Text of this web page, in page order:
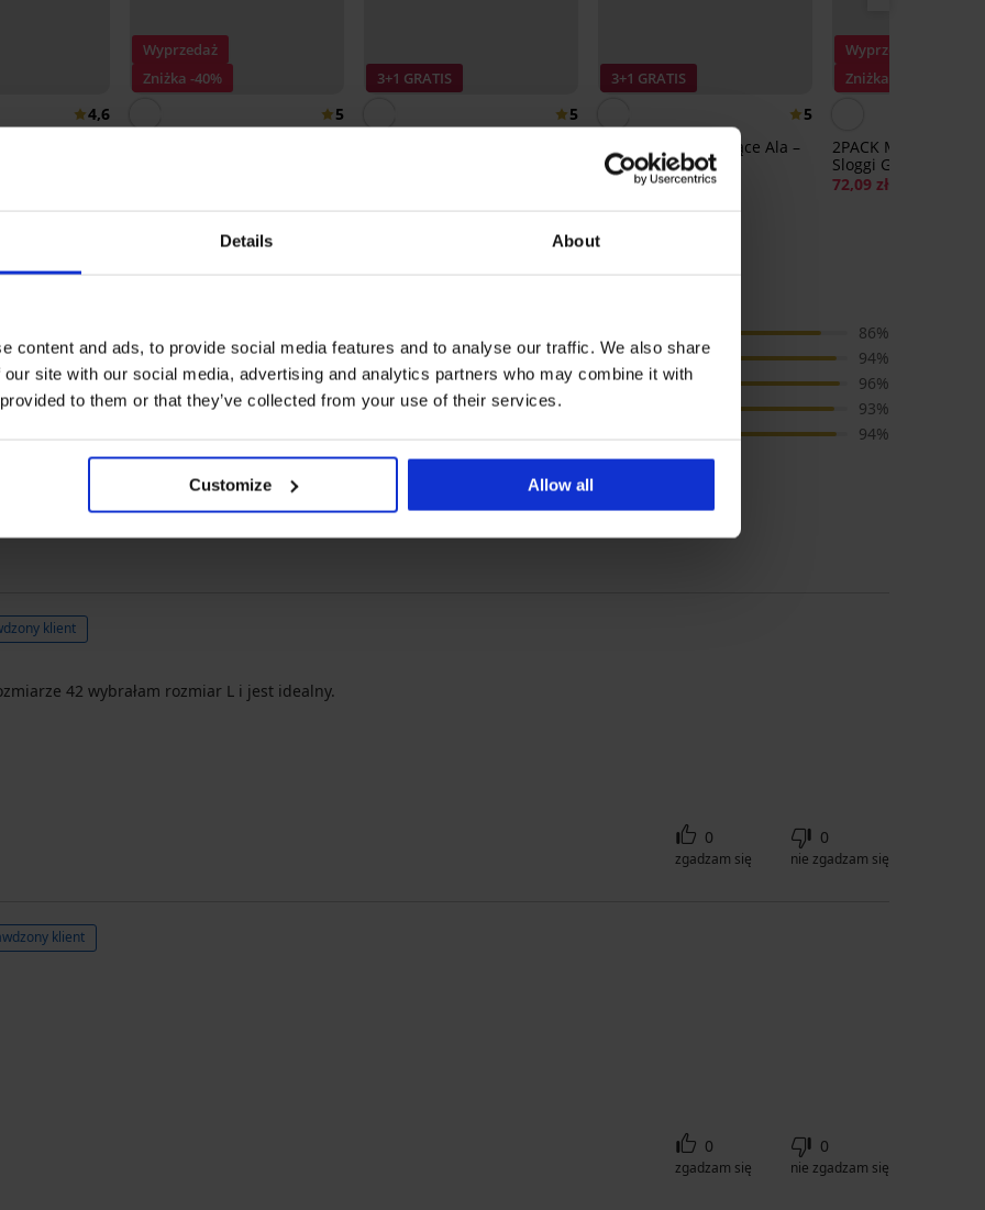
Details About
content and ads, to provide social media features and to analyse our traffic. We also share
site with our social media, advertising and analytics partners who may combine it with
to them or that they’ve collected from your use of their services.
Customize Allow all
4,6
Wyprzedaż
Zniżka -40%
5
3+1 GRATIS
5
3+1 GRATIS
5
Majtki wyszczuplające Ala –
bawełniane
72,99 zł
Wyprzedaż
Zniżka -30%
2PACK Majtki
Sloggi Go Ribbed
72,09 zł
4
1x
3
0x
2
0x
86%
Jakość
94%
Kolor
96%
93%
94%
klient
42 wybrałam rozmiar L i jest idealny.
0
zgadzam się
0
nie zgadzam się
klient
0
zgadzam się
0
nie zgadzam się